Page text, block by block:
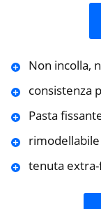
Non incolla,
consistenza
Pasta
rimodellabile
tenuta